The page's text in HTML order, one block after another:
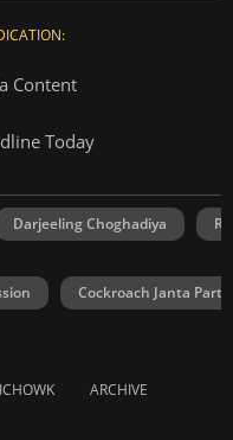
Content
Today
Darjeeling Choghadiya
Cockroach Janta
ICHOWK ARCHIVE